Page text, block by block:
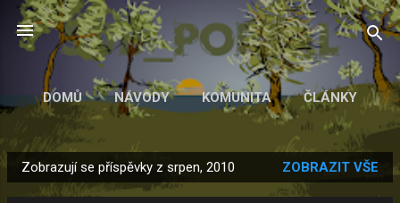
Přeskočit na hlavní obsah
DOMŮ NÁVODY KOMUNITA ČLÁNKY
P
Zobrazují se příspěvky z srpen, 2010 ZOBRAZIT VŠE